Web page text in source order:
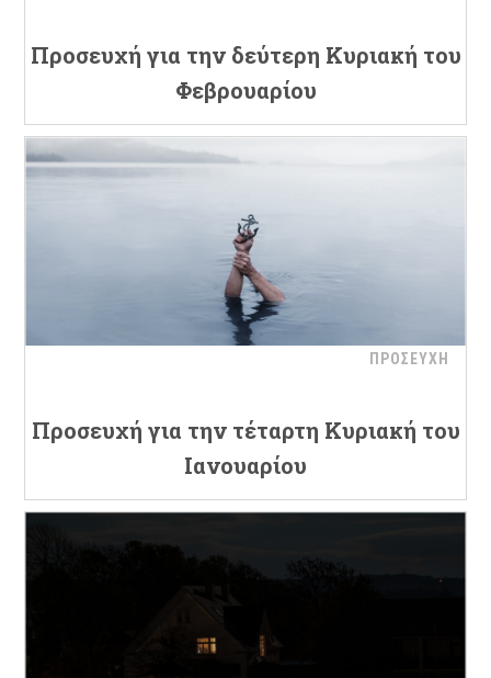
Προσευχή για την δεύτερη Κυριακή του
Φεβρουαρίου
ΠΡΟΣΕΥΧΗ
Προσευχή για την τέταρτη Κυριακή του
Ιανουαρίου